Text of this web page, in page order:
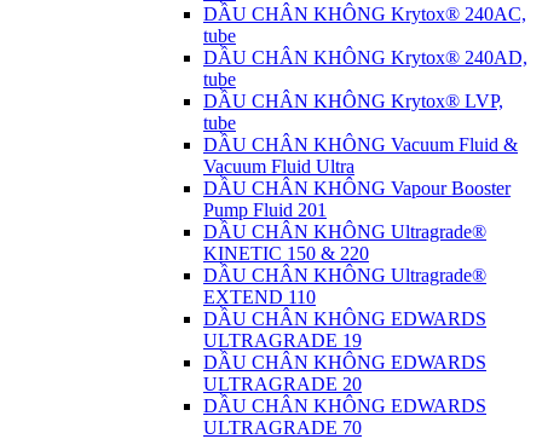
DẦU CHÂN KHÔNG Krytox® 240AC,
tube
DẦU CHÂN KHÔNG Krytox® 240AD,
tube
DẦU CHÂN KHÔNG Krytox® LVP,
tube
DẦU CHÂN KHÔNG Vacuum Fluid &
Vacuum Fluid Ultra
DẦU CHÂN KHÔNG Vapour Booster
Pump Fluid 201
DẦU CHÂN KHÔNG Ultragrade®
KINETIC 150 & 220
DẦU CHÂN KHÔNG Ultragrade®
EXTEND 110
DẦU CHÂN KHÔNG EDWARDS
ULTRAGRADE 19
DẦU CHÂN KHÔNG EDWARDS
ULTRAGRADE 20
DẦU CHÂN KHÔNG EDWARDS
ULTRAGRADE 70